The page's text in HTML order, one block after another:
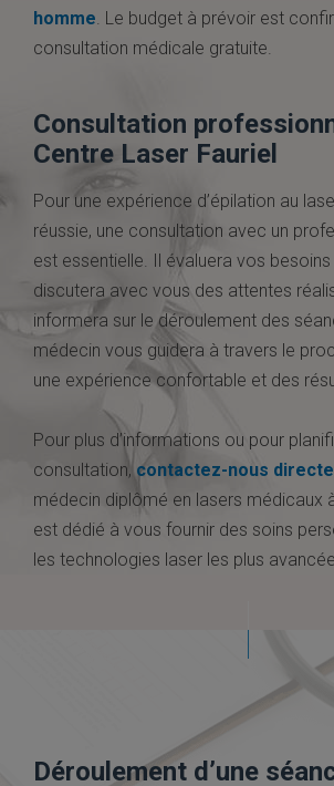
homme. Le budget à prévoir est
consultation médicale gratuite.
Consultation
Centre Laser Fauriel
Pour une expérience d’épilation au
réussie, une consultation avec un
est essentielle. Il évaluera vos
discutera avec vous des attentes
informera sur le déroulement des
médecin vous guidera à travers le
une expérience confortable et des
Pour plus d’informations ou pour
consultation, contactez-nous
médecin diplômé en lasers médicaux
est dédié à vous fournir des soins
les technologies laser les plus
Déroulement d’une